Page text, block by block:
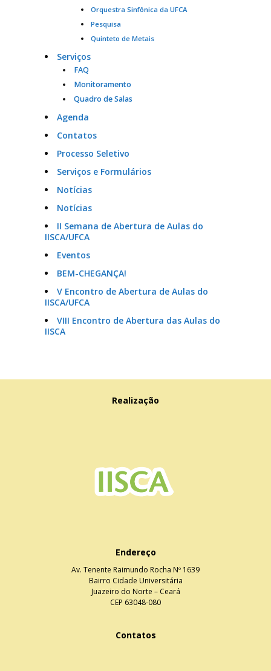
Orquestra Sinfônica da UFCA
Pesquisa
Quinteto de Metais
Serviços
FAQ
Monitoramento
Quadro de Salas
Agenda
Contatos
Processo Seletivo
Serviços e Formulários
Notícias
Notícias
II Semana de Abertura de Aulas do
IISCA/UFCA
Eventos
BEM-CHEGANÇA!
V Encontro de Abertura de Aulas do
IISCA/UFCA
VIII Encontro de Abertura das Aulas do
IISCA
Realização
Endereço
Av. Tenente Raimundo Rocha Nº 1639
Bairro Cidade Universitária
Juazeiro do Norte – Ceará
CEP 63048-080
Contatos